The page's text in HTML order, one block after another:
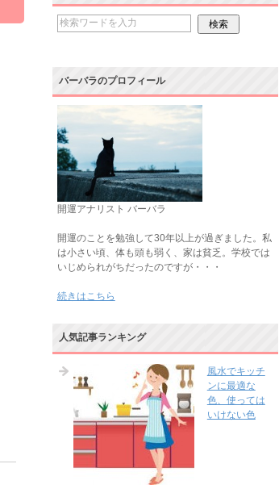
バーバラのプロフィール
開運アナリスト バーバラ
開運のことを勉強して30年以上が過ぎました。私
は小さい頃、体も頭も弱く、家は貧乏。学校では
いじめられがちだったのですが・・・
続きはこちら
人気記事ランキング
風水でキッチ
ンに最適な
色、使っては
いけない色